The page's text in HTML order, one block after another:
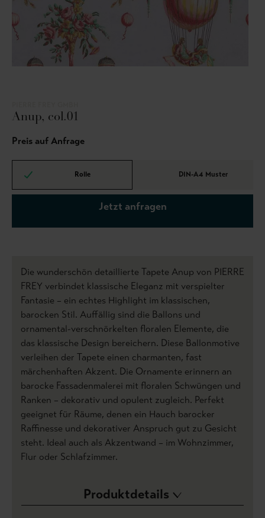
Anup, col.01
Preis auf Anfrage
Rolle DIN-A4 Muster
Jetzt anfragen
Die wunderschön detaillierte Tapete Anup von PIERRE
FREY verbindet klassische Eleganz mit verspielter
Fantasie – ein echtes Highlight im klassischen,
barocken Stil. Auffällig sind die Ballons und
ornamental-verschnörkelten floralen Elemente, die
das klassische Design bereichern. Diese Ballonmotive
verleihen der Tapete einen charmanten, fast
märchenhaften Akzent. Die Ornamente erinnern an
barocke Fassadenmalerei mit floralen Schwüngen und
Ranken – dekorativ und opulent zugleich. Perfekt
geeignet für Räume, denen ein Hauch barocker
Raffinesse und dekorativer Anspruch gut zu Gesicht
steht. Ideal auch als Akzentwand – im Wohnzimmer,
Flur oder Schlafzimmer.
Produktdetails